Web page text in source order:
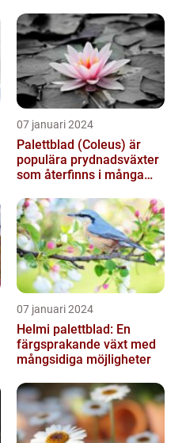
07 januari 2024
Palettblad (Coleus) är
populära prydnadsväxter
som återfinns i många
trädgårdar...
07 januari 2024
Helmi palettblad: En
färgsprakande växt med
mångsidiga möjligheter